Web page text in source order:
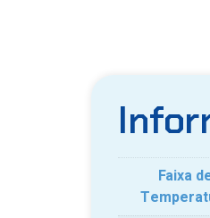
Faixa